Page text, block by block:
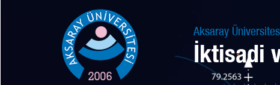
Aksaray
İktisadi